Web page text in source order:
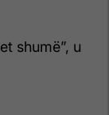
shumë”, u